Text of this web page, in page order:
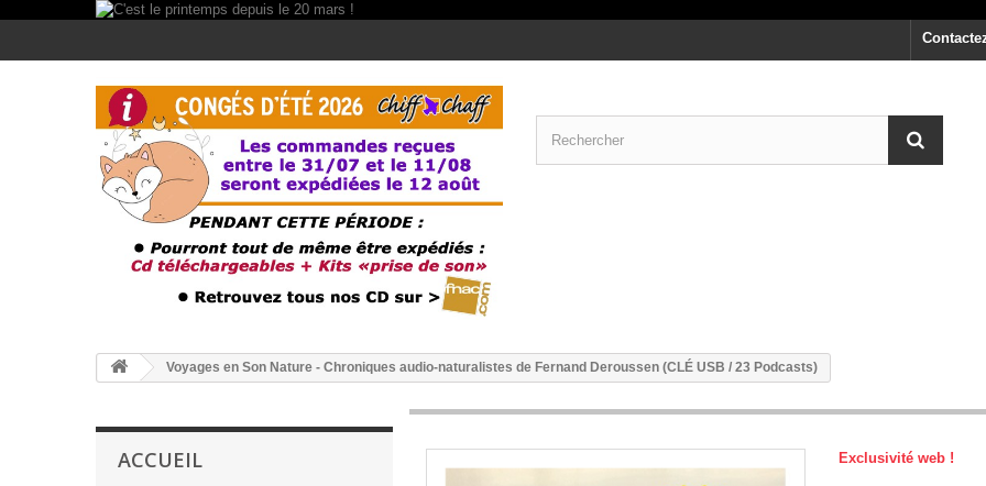
Voyages en Son Nature - Chroniques audio-naturalistes de Fernand Deroussen (CLÉ USB / 23 Podcasts)
ACCUEIL Exclusivité web !